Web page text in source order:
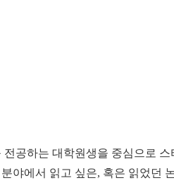
공하는 대학원생을 중심으로
야에서 읽고 싶은, 혹은 읽었던